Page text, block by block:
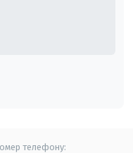
телефону: